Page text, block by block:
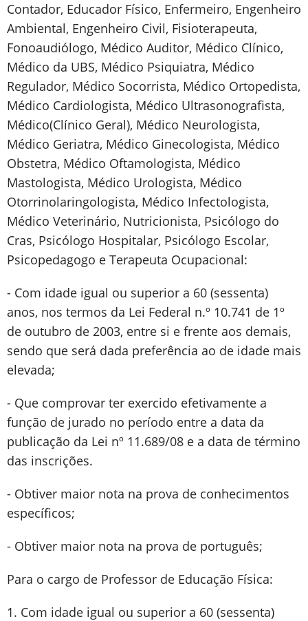
Contador, Educador Físico, Enfermeiro, Engenheiro
Ambiental, Engenheiro Civil, Fisioterapeuta,
Fonoaudiólogo, Médico Auditor, Médico Clínico,
Médico da UBS, Médico Psiquiatra, Médico
Regulador, Médico Socorrista, Médico Ortopedista,
Médico Cardiologista, Médico Ultrasonografista,
Médico(Clínico Geral), Médico Neurologista,
Médico Geriatra, Médico Ginecologista, Médico
Obstetra, Médico Oftamologista, Médico
Mastologista, Médico Urologista, Médico
Otorrinolaringologista, Médico Infectologista,
Médico Veterinário, Nutricionista, Psicólogo do
Cras, Psicólogo Hospitalar, Psicólogo Escolar,
Psicopedagogo e Terapeuta Ocupacional:
- Com idade igual ou superior a 60 (sessenta)
anos, nos termos da Lei Federal n.º 10.741 de 1º
de outubro de 2003, entre si e frente aos demais,
sendo que será dada preferência ao de idade mais
elevada;
- Que comprovar ter exercido efetivamente a
função de jurado no período entre a data da
publicação da Lei nº 11.689/08 e a data de término
das inscrições.
- Obtiver maior nota na prova de conhecimentos
específicos;
- Obtiver maior nota na prova de português;
Para o cargo de Professor de Educação Física:
1. Com idade igual ou superior a 60 (sessenta)